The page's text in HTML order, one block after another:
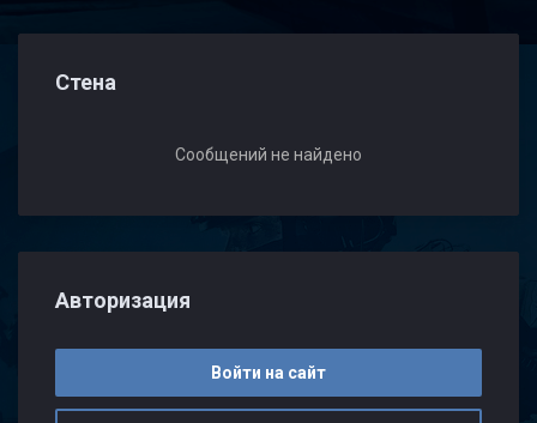
Стена
Сообщений не найдено
Авторизация
Войти на сайт